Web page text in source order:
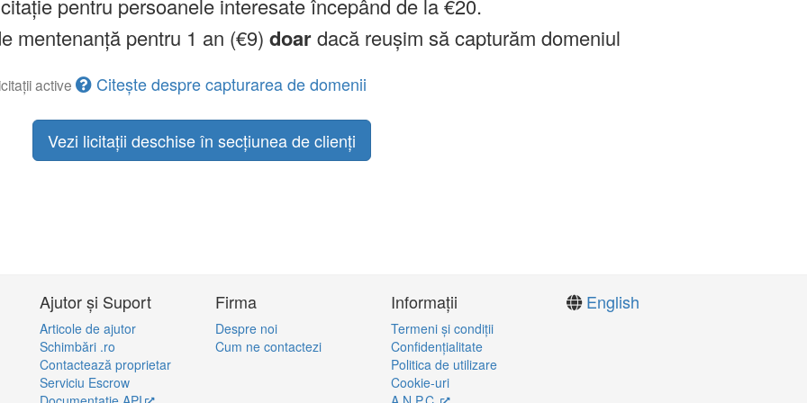
pentru persoanele interesate începând de la €20.
mentenanță pentru 1 an (€9) doardacă reușim să capturăm domeniul
active Citește despre capturarea de domenii
Vezi licitații deschise în secțiunea de clienți
Ajutor și Suport
Articole de ajutor
Schimbări .ro
Contactează proprietar
Serviciu Escrow
Firma
Despre noi
Cum ne contactezi
Informații
Termeni şi condiţii
Confidenţialitate
Politica de utilizare
Cookie-uri
English